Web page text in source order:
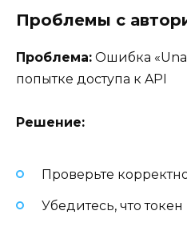
Проблемы с
Проблема: Ошибка
попытке доступа к API
Решение:
Проверьте
Убедитесь, что токен